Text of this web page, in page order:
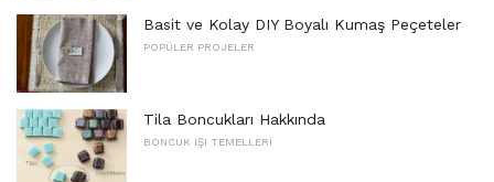
Basit ve Kolay DIY Boyalı Kumaş Peçeteler
POPÜLER PROJELER
Tila Boncukları Hakkında
BONCUK IŞI TEMELLERI